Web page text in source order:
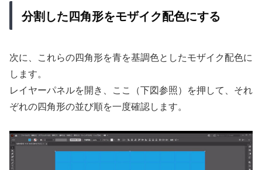
分割した四角形をモザイク配色にする
次に、これらの四角形を青を基調色としたモザイク配色に
します。
レイヤーパネルを開き、ここ（下図参照）を押して、それ
ぞれの四角形の並び順を一度確認します。